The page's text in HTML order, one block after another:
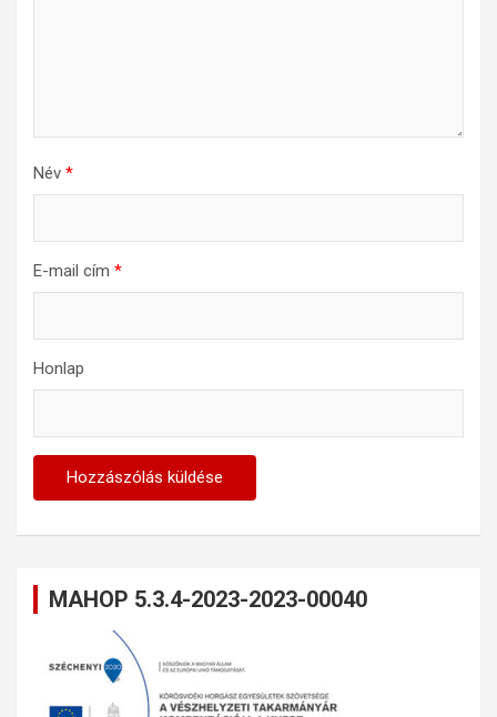
Név *
E-mail cím *
Honlap
MAHOP 5.3.4-2023-2023-00040